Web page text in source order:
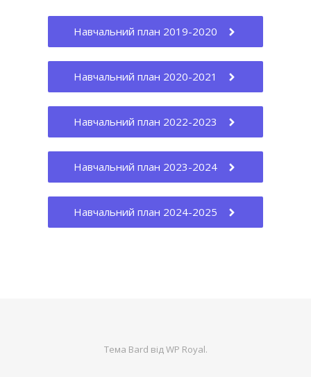
Навчальний план 2019-2020
Навчальний план 2020-2021
Навчальний план 2022-2023
Навчальний план 2023-2024
Навчальний план 2024-2025
Тема Bard відWP Royal.